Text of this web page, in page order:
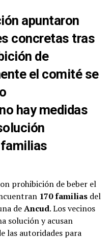
apuntaron
concretas tras
de
el comité se
hay medidas
prohibición de beber el
170 familiasdel
deAncud. Los vecinos
solución y acusan
las autoridades para